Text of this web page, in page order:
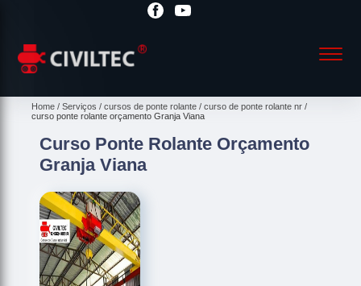
Home Serviços cursos de ponte rolante
curso de ponte rolante nr
curso ponte rolante orçamento Granja Viana
Curso Ponte Rolante Orçamento
Granja Viana